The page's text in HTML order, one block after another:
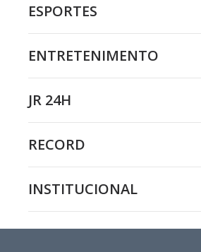
ESPORTES
ENTRETENIMENTO
JR 24H
RECORD
INSTITUCIONAL